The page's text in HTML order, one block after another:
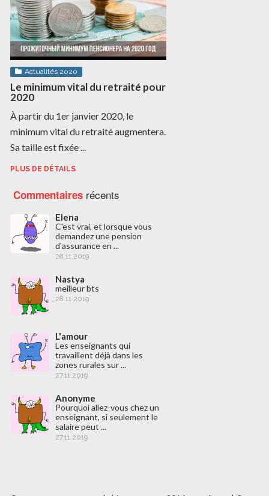
Actualités 2020
Le minimum vital du retraité pour
2020
À partir du 1er janvier 2020, le
minimum vital du retraité augmentera.
Sa taille est fixée ...
PLUS DE DÉTAILS
Commentaires récents
Elena
C'est vrai, et lorsque vous
demandez une pension
d'assurance en ...
28.11.2019
Nastya
meilleur bts
28.11.2019
L'amour
Les enseignants qui
travaillent déjà dans les
zones rurales sur ...
27.11.2019
Anonyme
Pourquoi allez-vous chez un
enseignant, si seulement le
salaire peut ...
27.11.2019